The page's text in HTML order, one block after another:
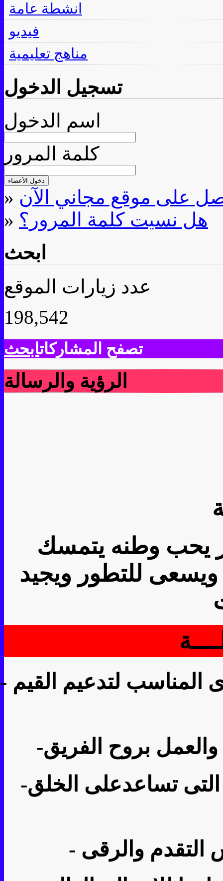
انشطة عامة
فيديو
مناهج تعليمية
تسجيل الدخول
اسم الدخول
كلمة المرور
»
» هل نسيت كلمة المرور؟
ابحث
عدد زيارات الموقع
198,542
تصفح المشاركاتابحث
الرؤية والرسالة
يحب وطنه يتمسك
ويسعى للتطور ويجيد
- المناسب لتدعيم القيم
-والعمل بروح الفريق
-التى تساعدعلى الخلق
- التقدم والرقى